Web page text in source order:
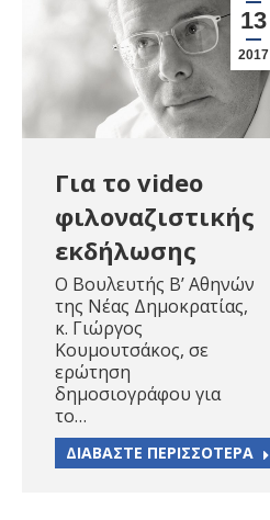
13
2017
Για το video
φιλοναζιστικής
εκδήλωσης
O Βουλευτής Β’ Αθηνών
της Νέας Δημοκρατίας,
κ. Γιώργος
Κουμουτσάκος, σε
ερώτηση
δημοσιογράφου για
το…
ΔΙΑΒΑΣΤΕ ΠΕΡΙΣΣΟΤΕΡΑ